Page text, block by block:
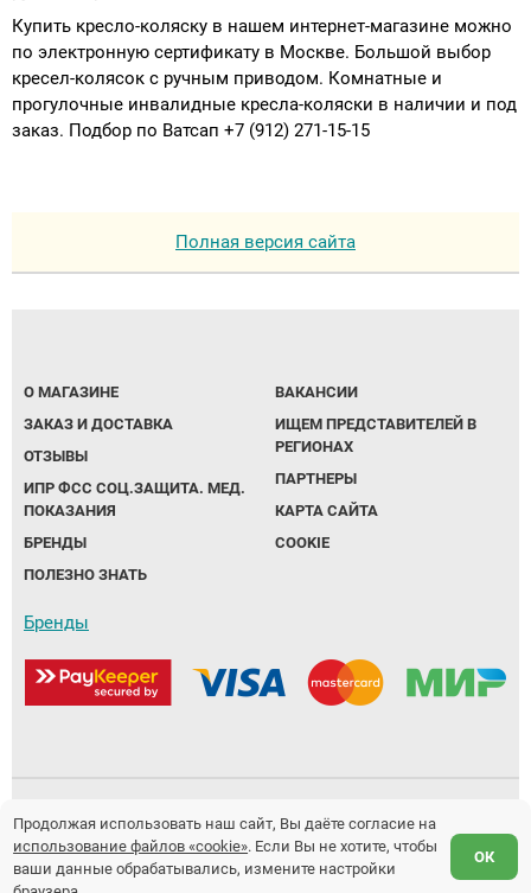
Купить кресло-коляску в нашем интернет-магазине можно
по электронную сертификату в Москве. Большой выбор
кресел-колясок с ручным приводом. Комнатные и
прогулочные инвалидные кресла-коляски в наличии и под
заказ. Подбор по Ватсап +7 (912) 271-15-15
Полная версия сайта
О МАГАЗИНЕ
ЗАКАЗ И ДОСТАВКА
ОТЗЫВЫ
ИПР ФСС СОЦ.ЗАЩИТА. МЕД.
ПОКАЗАНИЯ
БРЕНДЫ
ПОЛЕЗНО ЗНАТЬ
ВАКАНСИИ
ИЩЕМ ПРЕДСТАВИТЕЛЕЙ В
РЕГИОНАХ
ПАРТНЕРЫ
КАРТА САЙТА
COOKIE
Бренды
Политика обработки персональных данных
Предложение не является публичной офертой.
Продолжая использовать наш сайт, Вы даёте согласие на
использование файлов «cookie». Если Вы не хотите, чтобы
ваши данные обрабатывались, измените настройки
ОК